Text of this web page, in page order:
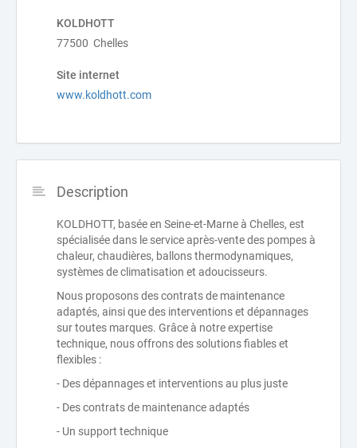
KOLDHOTT
77500 Chelles
Site internet
www.koldhott.com
Description
KOLDHOTT, basée en Seine-et-Marne à Chelles, est
spécialisée dans le service après-vente des pompes à
chaleur, chaudières, ballons thermodynamiques,
systèmes de climatisation et adoucisseurs.
Nous proposons des contrats de maintenance
adaptés, ainsi que des interventions et dépannages
sur toutes marques. Grâce à notre expertise
technique, nous offrons des solutions fiables et
flexibles :
- Des dépannages et interventions au plus juste
- Des contrats de maintenance adaptés
- Un support technique